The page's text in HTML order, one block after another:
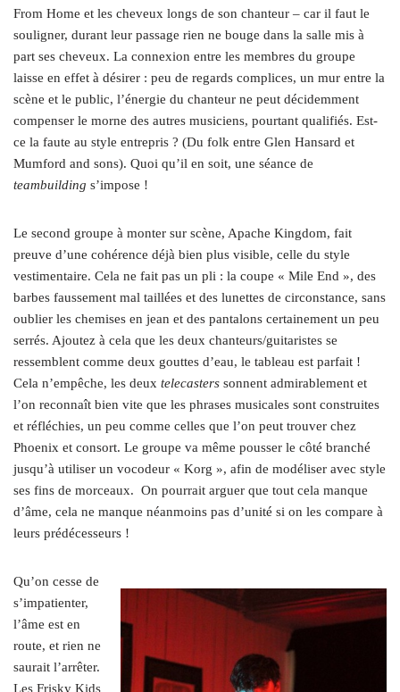
From Home et les cheveux longs de son chanteur – car il faut le
souligner, durant leur passage rien ne bouge dans la salle mis à
part ses cheveux. La connexion entre les membres du groupe
laisse en effet à désirer : peu de regards complices, un mur entre la
scène et le public, l’énergie du chanteur ne peut décidemment
compenser le morne des autres musiciens, pourtant qualifiés. Est-
ce la faute au style entrepris ? (Du folk entre Glen Hansard et
Mumford and sons). Quoi qu’il en soit, une séance de
teambuilding s’impose !
Le second groupe à monter sur scène, Apache Kingdom, fait
preuve d’une cohérence déjà bien plus visible, celle du style
vestimentaire. Cela ne fait pas un pli : la coupe « Mile End », des
barbes faussement mal taillées et des lunettes de circonstance, sans
oublier les chemises en jean et des pantalons certainement un peu
serrés. Ajoutez à cela que les deux chanteurs/guitaristes se
ressemblent comme deux gouttes d’eau, le tableau est parfait !
Cela n’empêche, les deux telecasters sonnent admirablement et
l’on reconnaît bien vite que les phrases musicales sont construites
et réfléchies, un peu comme celles que l’on peut trouver chez
Phoenix et consort. Le groupe va même pousser le côté branché
jusqu’à utiliser un vocodeur « Korg », afin de modéliser avec style
ses fins de morceaux. On pourrait arguer que tout cela manque
d’âme, cela ne manque néanmoins pas d’unité si on les compare à
leurs prédécesseurs !
Qu’on cesse de
s’impatienter,
l’âme est en
route, et rien ne
saurait l’arrêter.
Les Frisky Kids